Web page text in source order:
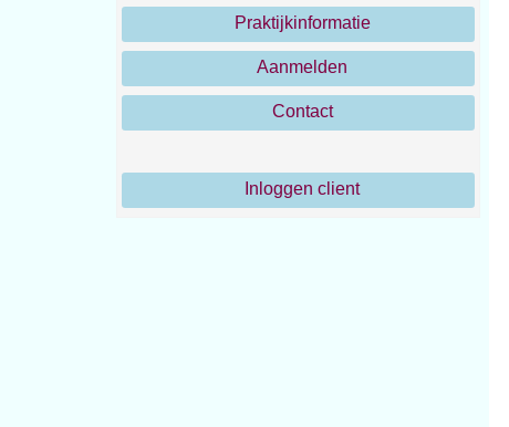
Praktijkinformatie
Aanmelden
Contact
Inloggen client